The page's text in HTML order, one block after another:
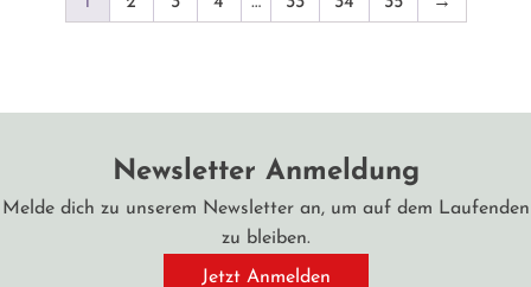
Newsletter Anmeldung
Melde dich zu unserem Newsletter an, um auf dem Laufenden
zu bleiben.
Jetzt Anmelden